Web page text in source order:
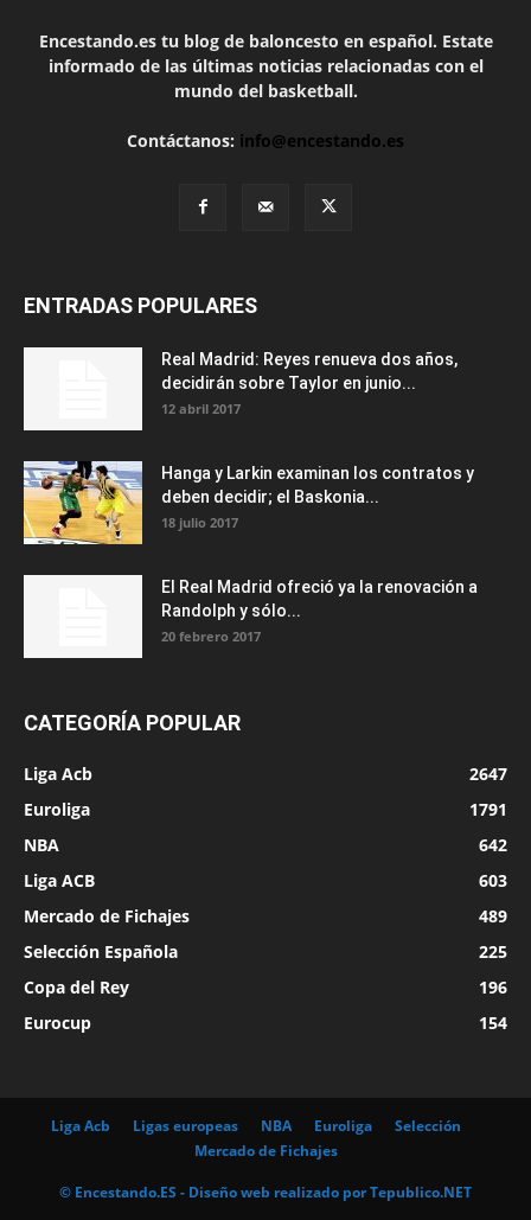
Encestando.es tu blog de baloncesto en español. Estate
informado de las últimas noticias relacionadas con el
mundo del basketball.
Contáctanos: info@encestando.es
ENTRADAS POPULARES
Real Madrid: Reyes renueva dos años,
decidirán sobre Taylor en junio...
12 abril 2017
Hanga y Larkin examinan los contratos y
deben decidir; el Baskonia...
18 julio 2017
El Real Madrid ofreció ya la renovación a
Randolph y sólo...
20 febrero 2017
CATEGORÍA POPULAR
Liga Acb
2647
Euroliga
1791
NBA
642
Liga ACB
603
Mercado de Fichajes
489
Selección Española
225
Copa del Rey
196
Eurocup
154
Liga Acb Ligas europeas NBA Euroliga
Selección
Mercado de Fichajes
© Encestando.ES - Diseño web realizado porTepublico.NET